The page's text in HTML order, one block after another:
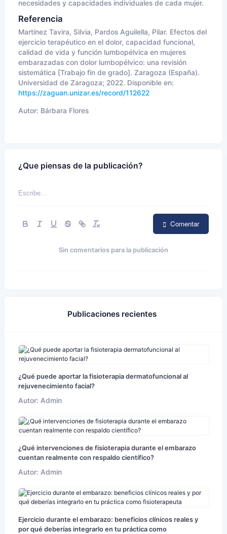
necesidades y capacidades individuales de cada mujer.
Referencia
Martínez Tavira, Silvia, Pardos Aguilella, Pilar. Efectos del
ejercicio terapéutico en el dolor, capacidad funcional,
calidad de vida y función lumbopélvica en mujeres
embarazadas con dolor lumbopélvico: una revisión
sistemática [Trabajo fin de grado]. Zaragoza (España).
Universidad de Zaragoza; 2022. Disponible en:
https://zaguan.unizar.es/record/112622
Autor: Bárbara Flores
¿Que piensas de la publicación?
Comentar
Sin comentarios para la publicación
Publicaciones recientes
¿Qué puede aportar la fisioterapia dermatofuncional al
rejuvenecimiento facial?
Autor: Admin
¿Qué intervenciones de fisioterapia durante el embarazo
cuentan realmente con respaldo científico?
Autor: Admin
Ejercicio durante el embarazo: beneficios clínicos reales y
por qué deberías integrarlo en tu práctica como